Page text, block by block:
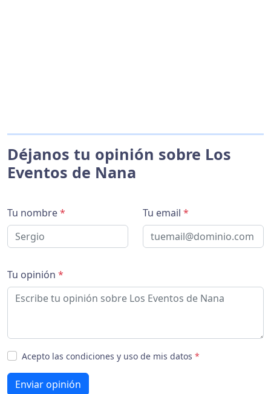
Déjanos tu opinión sobre Los
Eventos de Nana
Tu nombre* Tu email *
Tu opinión *
Acepto las condiciones y uso de mis datos *
Enviar opinión